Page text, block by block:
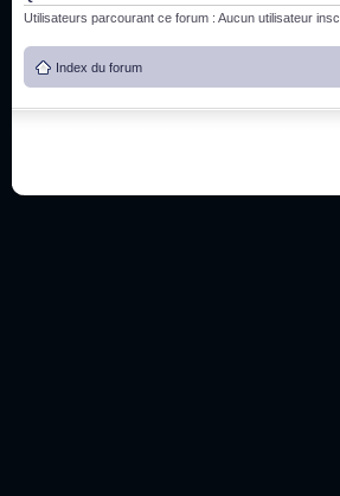
Utilisateurs parcourant ce forum : Aucun utilisateur
Index du forum